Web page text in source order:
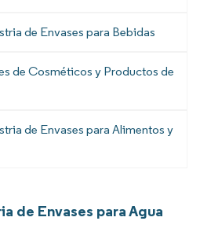
de Envases para Bebidas
de Cosméticos y Productos de
de Envases para Alimentos y
de Envases para Agua